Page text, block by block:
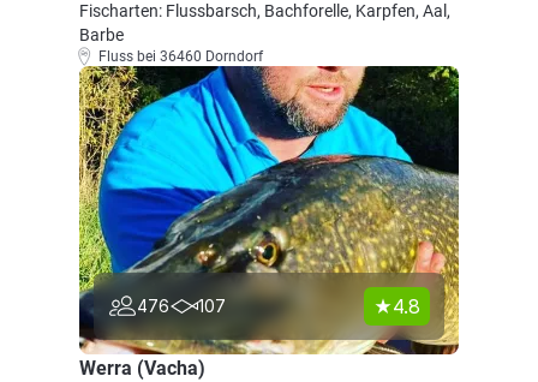
Fischarten: Flussbarsch, Bachforelle, Karpfen, Aal,
Barbe
Fluss bei 36460 Dorndorf
476 107 4.8
Werra (Vacha)